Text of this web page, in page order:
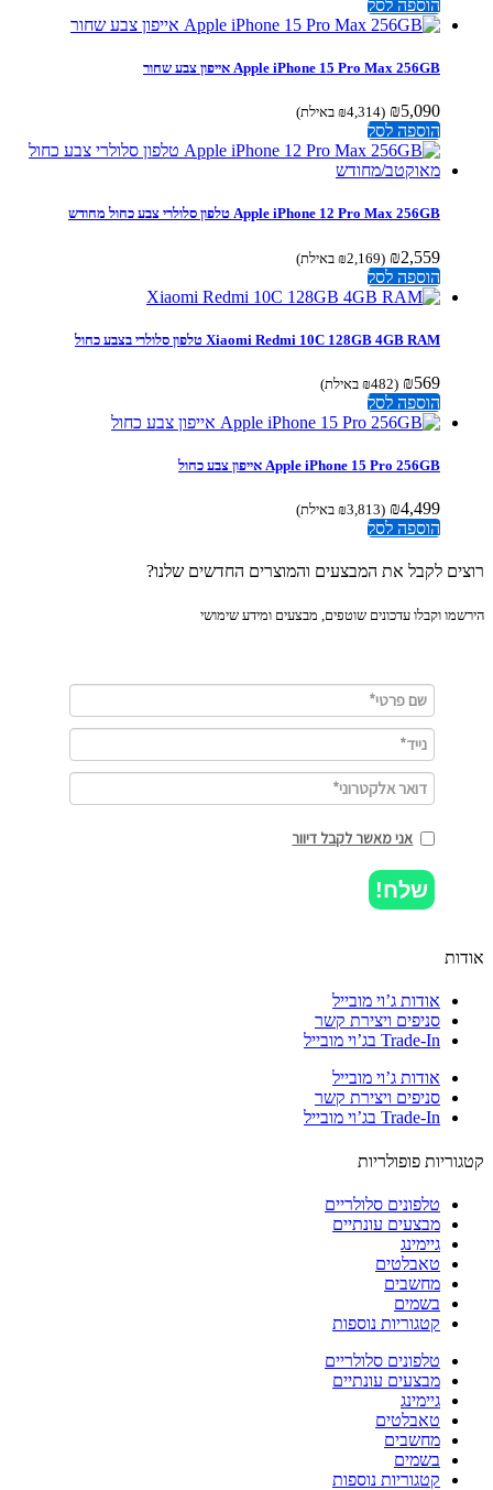
הוספה לסל
Apple iPhone 15 Pro Max 256GB אייפון צבע שחור
₪5,090
(
₪4,314 באילת)
הוספה לסל
Apple iPhone 12 Pro Max 256GB טלפון סלולרי צבע כחול מחודש
₪2,559
(
₪2,169 באילת)
הוספה לסל
Xiaomi Redmi 10C 128GB 4GB RAM טלפון סלולרי בצבע כחול
₪
(
₪ 482 באילת)
הוספה לסל
Apple iPhone 15 Pro 256GB אייפון צבע כחול
₪4,499
(
₪3,813 באילת)
הוספה לסל
לקבל את המבצעים והמוצרים החדשים שלנו?
וקבלו עדכונים שוטפים, מבצעים ומידע שימושי
אני מאשר לקבל דיוור
שלח!
אודות ג’וי מובייל
סניפים ויצירת קשר
Trade-In בג’וי מובייל
אודות ג’וי מובייל
סניפים ויצירת קשר
Trade-In בג’וי מובייל
פופולריות
טלפונים סלולריים
מבצעים עונתיים
גיימינג
טאבלטים
מחשבים
בשמים
קטגוריות נוספות
טלפונים סלולריים
מבצעים עונתיים
גיימינג
טאבלטים
מחשבים
בשמים
קטגוריות נוספות